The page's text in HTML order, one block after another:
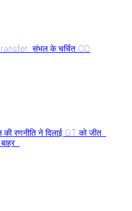
संभल के चर्चित CO
रणनीति ने दिलाई GT को जीत..